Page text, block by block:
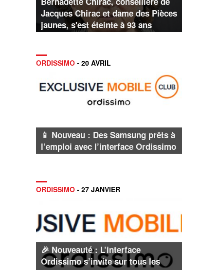
Jacques Chirac et dame des Pièces
jaunes, s'est éteinte à 93 ans
ORDISSIMO - 20 AVRIL
📱 Nouveau : Des Samsung prêts à
l’emploi avec l’interface Ordissimo
ORDISSIMO - 27 JANVIER
🎉 Nouveauté : L’interface
Ordissimo s’invite sur tous les